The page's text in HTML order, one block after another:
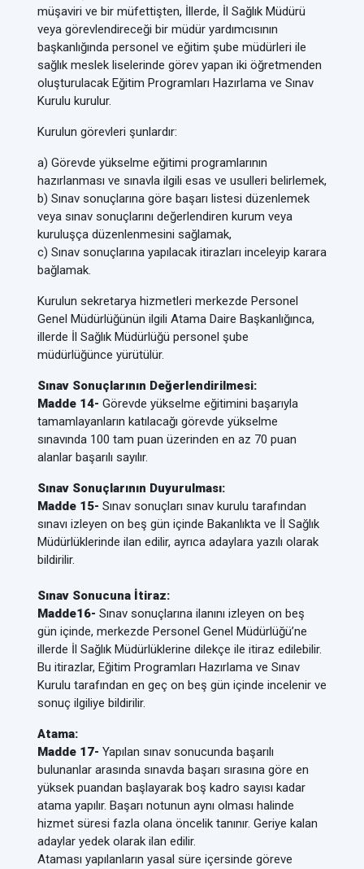
müşaviri ve bir müfettişten, İllerde, İl Sağlık Müdürü
veya görevlendireceği bir müdür yardımcısının
başkanlığında personel ve eğitim şube müdürleri ile
sağlık meslek liselerinde görev yapan iki öğretmenden
oluşturulacak Eğitim Programları Hazırlama ve Sınav
Kurulu kurulur.
Kurulun görevleri şunlardır:
a) Görevde yükselme eğitimi programlarının
hazırlanması ve sınavla ilgili esas ve usulleri belirlemek,
b) Sınav sonuçlarına göre başarı listesi düzenlemek
veya sınav sonuçlarını değerlendiren kurum veya
kuruluşça düzenlenmesini sağlamak,
c) Sınav sonuçlarına yapılacak itirazları inceleyip karara
bağlamak.
Kurulun sekretarya hizmetleri merkezde Personel
Genel Müdürlüğünün ilgili Atama Daire Başkanlığınca,
illerde İl Sağlık Müdürlüğü personel şube
müdürlüğünce yürütülür.
Sınav Sonuçlarının Değerlendirilmesi:
Madde 14- Görevde yükselme eğitimini başarıyla
tamamlayanların katılacağı görevde yükselme
sınavında 100 tam puan üzerinden en az 70 puan
alanlar başarılı sayılır.
Sınav Sonuçlarının Duyurulması:
Madde 15- Sınav sonuçları sınav kurulu tarafından
sınavı izleyen on beş gün içinde Bakanlıkta ve İl Sağlık
Müdürlüklerinde ilan edilir, ayrıca adaylara yazılı olarak
bildirilir.
Sınav Sonucuna İtiraz:
Madde16- Sınav sonuçlarına ilanını izleyen on beş
gün içinde, merkezde Personel Genel Müdürlüğü’ne
illerde İl Sağlık Müdürlüklerine dilekçe ile itiraz edilebilir.
Bu itirazlar, Eğitim Programları Hazırlama ve Sınav
Kurulu tarafından en geç on beş gün içinde incelenir ve
sonuç ilgiliye bildirilir.
Atama:
Madde 17- Yapılan sınav sonucunda başarılı
bulunanlar arasında sınavda başarı sırasına göre en
yüksek puandan başlayarak boş kadro sayısı kadar
atama yapılır. Başarı notunun aynı olması halinde
hizmet süresi fazla olana öncelik tanınır. Geriye kalan
adaylar yedek olarak ilan edilir.
Ataması yapılanların yasal süre içersinde göreve